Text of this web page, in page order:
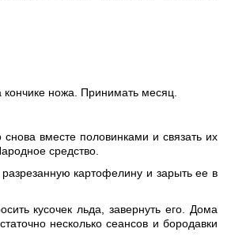
ножа. Принимать месяц.
вместе половинками и связать их
средство.
картофелину и зарыть ее в
кусочек льда, завернуть его. Дома
несколько сеансов и бородавки